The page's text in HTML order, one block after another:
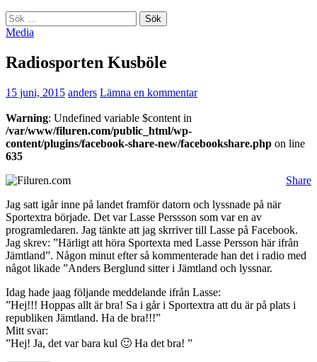
Sök
efter:
Media
Radiosporten Kusböle
15 juni, 2015 anders Lämna en kommentar
Warning: Undefined variable $content in
/var/www/filuren.com/public_html/wp-
content/plugins/facebook-share-new/facebookshare.php on line
635
Share
Jag satt igår inne på landet framför datorn och lyssnade på när
Sportextra började. Det var Lasse Perssson som var en av
programledaren. Jag tänkte att jag skrriver till Lasse på Facebook.
Jag skrev: ”Härligt att höra Sportexta med Lasse Persson här ifrån
Jämtland”. Någon minut efter så kommenterade han det i radio med
något likade ”Anders Berglund sitter i Jämtland och lyssnar.
Idag hade jaag följande meddelande ifrån Lasse:
”Hej!!! Hoppas allt är bra! Sa i går i Sportextra att du är på plats i
republiken Jämtland. Ha de bra!!!”
Mitt svar:
”Hej! Ja, det var bara kul 🙂 Ha det bra! ”